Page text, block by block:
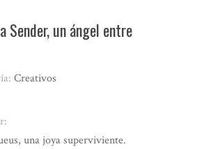
Sender, un ángel entre
Creativos
una joya superviviente.